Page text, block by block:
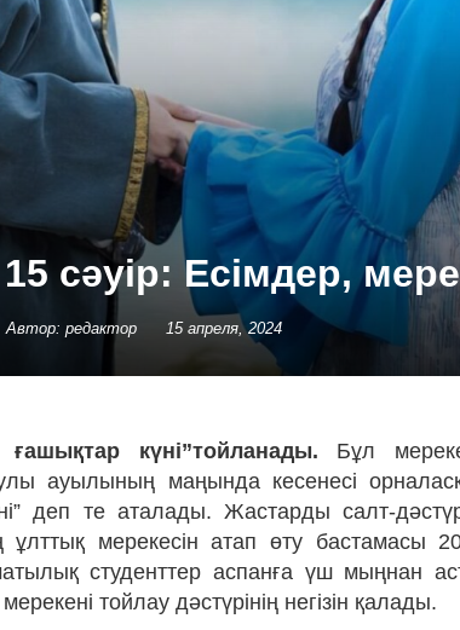
15 сәуір: Есімдер,
Автор: редактор 15 апреля, 2024
күні”тойланады. Бұл
ауылының маңында кесенесі
деп те аталады. Жастарды салт-
ұлттық мерекесін атап өту бастамасы
студенттер аспанға үш мыңнан
тойлау дәстүрінің негізін қалады.